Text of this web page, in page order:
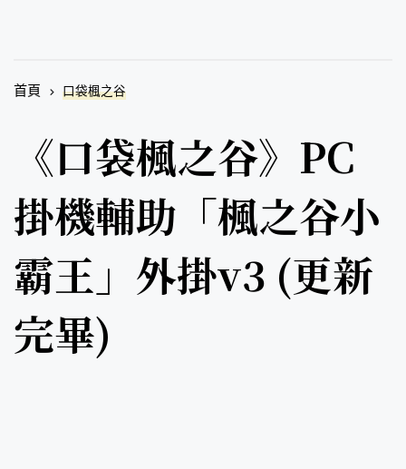
首頁 口袋楓之谷
《口袋楓之谷》PC
掛機輔助「楓之谷小
霸王」外掛v3 (更新
完畢)